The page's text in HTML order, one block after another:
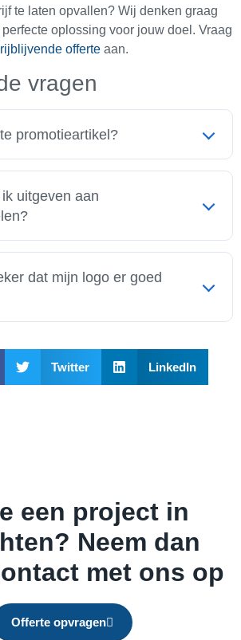
te laten opvallen? Wij denken graag
oplossing voor jouw doel. Vraag
offerte aan.
vragen
promotieartikel?
hangt af van jouw doel, je doelgroep
terwijl een luxe geborduurde
cadeau voor je beste klanten.
uitgeven aan
veel geld uit te geven. Begin klein
het nut van het product belangrijker
dat mijn logo er goed
dat je logo professioneel en duidelijk
te staan. We denken met je mee
voorbeeld voordat we beginnen.
Twitter LinkedIn
een project in
Neem dan
met ons op
Offerte opvragen